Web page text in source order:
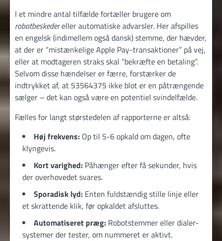
I et mindre antal tilfælde fortæller brugere om
robotbeskedereller automatiske advarsler. Her afspilles
en engelsk (indimellem også dansk) stemme, der hævder,
at der er “mistænkelige Apple Pay-transaktioner” på vej,
eller at modtageren straks skal “bekræfte en betaling”.
Selvom disse hændelser er færre, forstærker de
indtrykket af, at 53564375 ikke blot er en påtrængende
sælger – det kan også være en potentiel svindel­fælde.
Fælles for langt størstedelen af rapporterne er altså:
Høj frekvens: Op til 5-6 opkald om dagen, ofte
klyngevis.
Kort varighed: Påhænger efter få sekunder, hvis
der overhovedet svares.
Sporadisk lyd: Enten fuldstændig stille linje eller
et skrattende klik, før opkaldet afsluttes.
Automatiseret præg: Robotstemmer eller dialer-
systemer der tester, om nummeret er aktivt.